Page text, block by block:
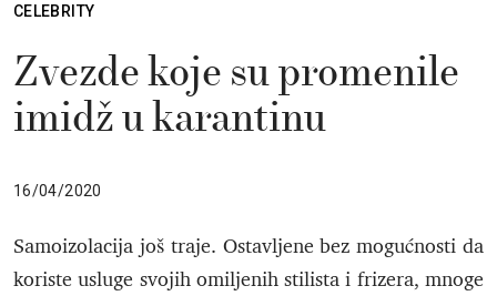
CELEBRITY
Zvezde koje su promenile
imidž u karantinu
16/04/2020
Samoizolacija još traje. Ostavljene bez mogućnosti da
koriste usluge svojih omiljenih stilista i frizera, mnoge